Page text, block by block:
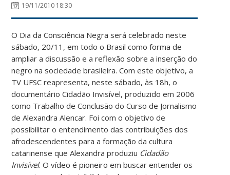
19/11/2010 18:30
O Dia da Consciência Negra será celebrado neste
sábado, 20/11, em todo o Brasil como forma de
ampliar a discussão e a reflexão sobre a inserção do
negro na sociedade brasileira. Com este objetivo, a
TV UFSC reapresenta, neste sábado, às 18h, o
documentário Cidadão Invisível, produzido em 2006
como Trabalho de Conclusão do Curso de Jornalismo
de Alexandra Alencar. Foi com o objetivo de
possibilitar o entendimento das contribuições dos
afrodescendentes para a formação da cultura
catarinense que Alexandra produziu Cidadão
Invisível. O vídeo é pioneiro em buscar entender os